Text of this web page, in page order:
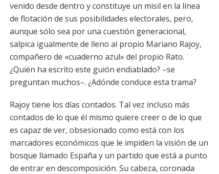
venido desde dentro y constituye un misil en la línea
de flotación de sus posibilidades electorales, pero,
aunque sólo sea por una cuestión generacional,
salpica igualmente de lleno al propio Mariano Rajoy,
compañero de «cuaderno azul» del propio Rato.
¿Quién ha escrito este guión endiablado? –se
preguntan muchos–. ¿Adónde conduce esta trama?
Rajoy tiene los días contados. Tal vez incluso más
contados de lo que él mismo quiere creer o de lo que
es capaz de ver, obsesionado como está con los
marcadores económicos que le impiden la visión de un
bosque llamado España y un partido que está a punto
de entrar en descomposición. Su cabeza, coronada